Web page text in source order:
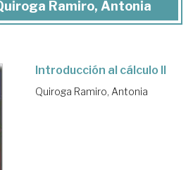
Ramiro, Antonia
Introducción al cálculo II
Quiroga Ramiro, Antonia